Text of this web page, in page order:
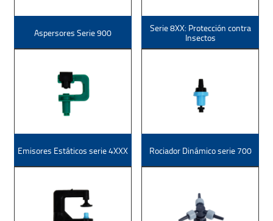
Aspersores Serie 900
Serie 8XX: Protección contra
Insectos
Emisores Estáticos serie 4XXX Rociador Dinámico serie 700